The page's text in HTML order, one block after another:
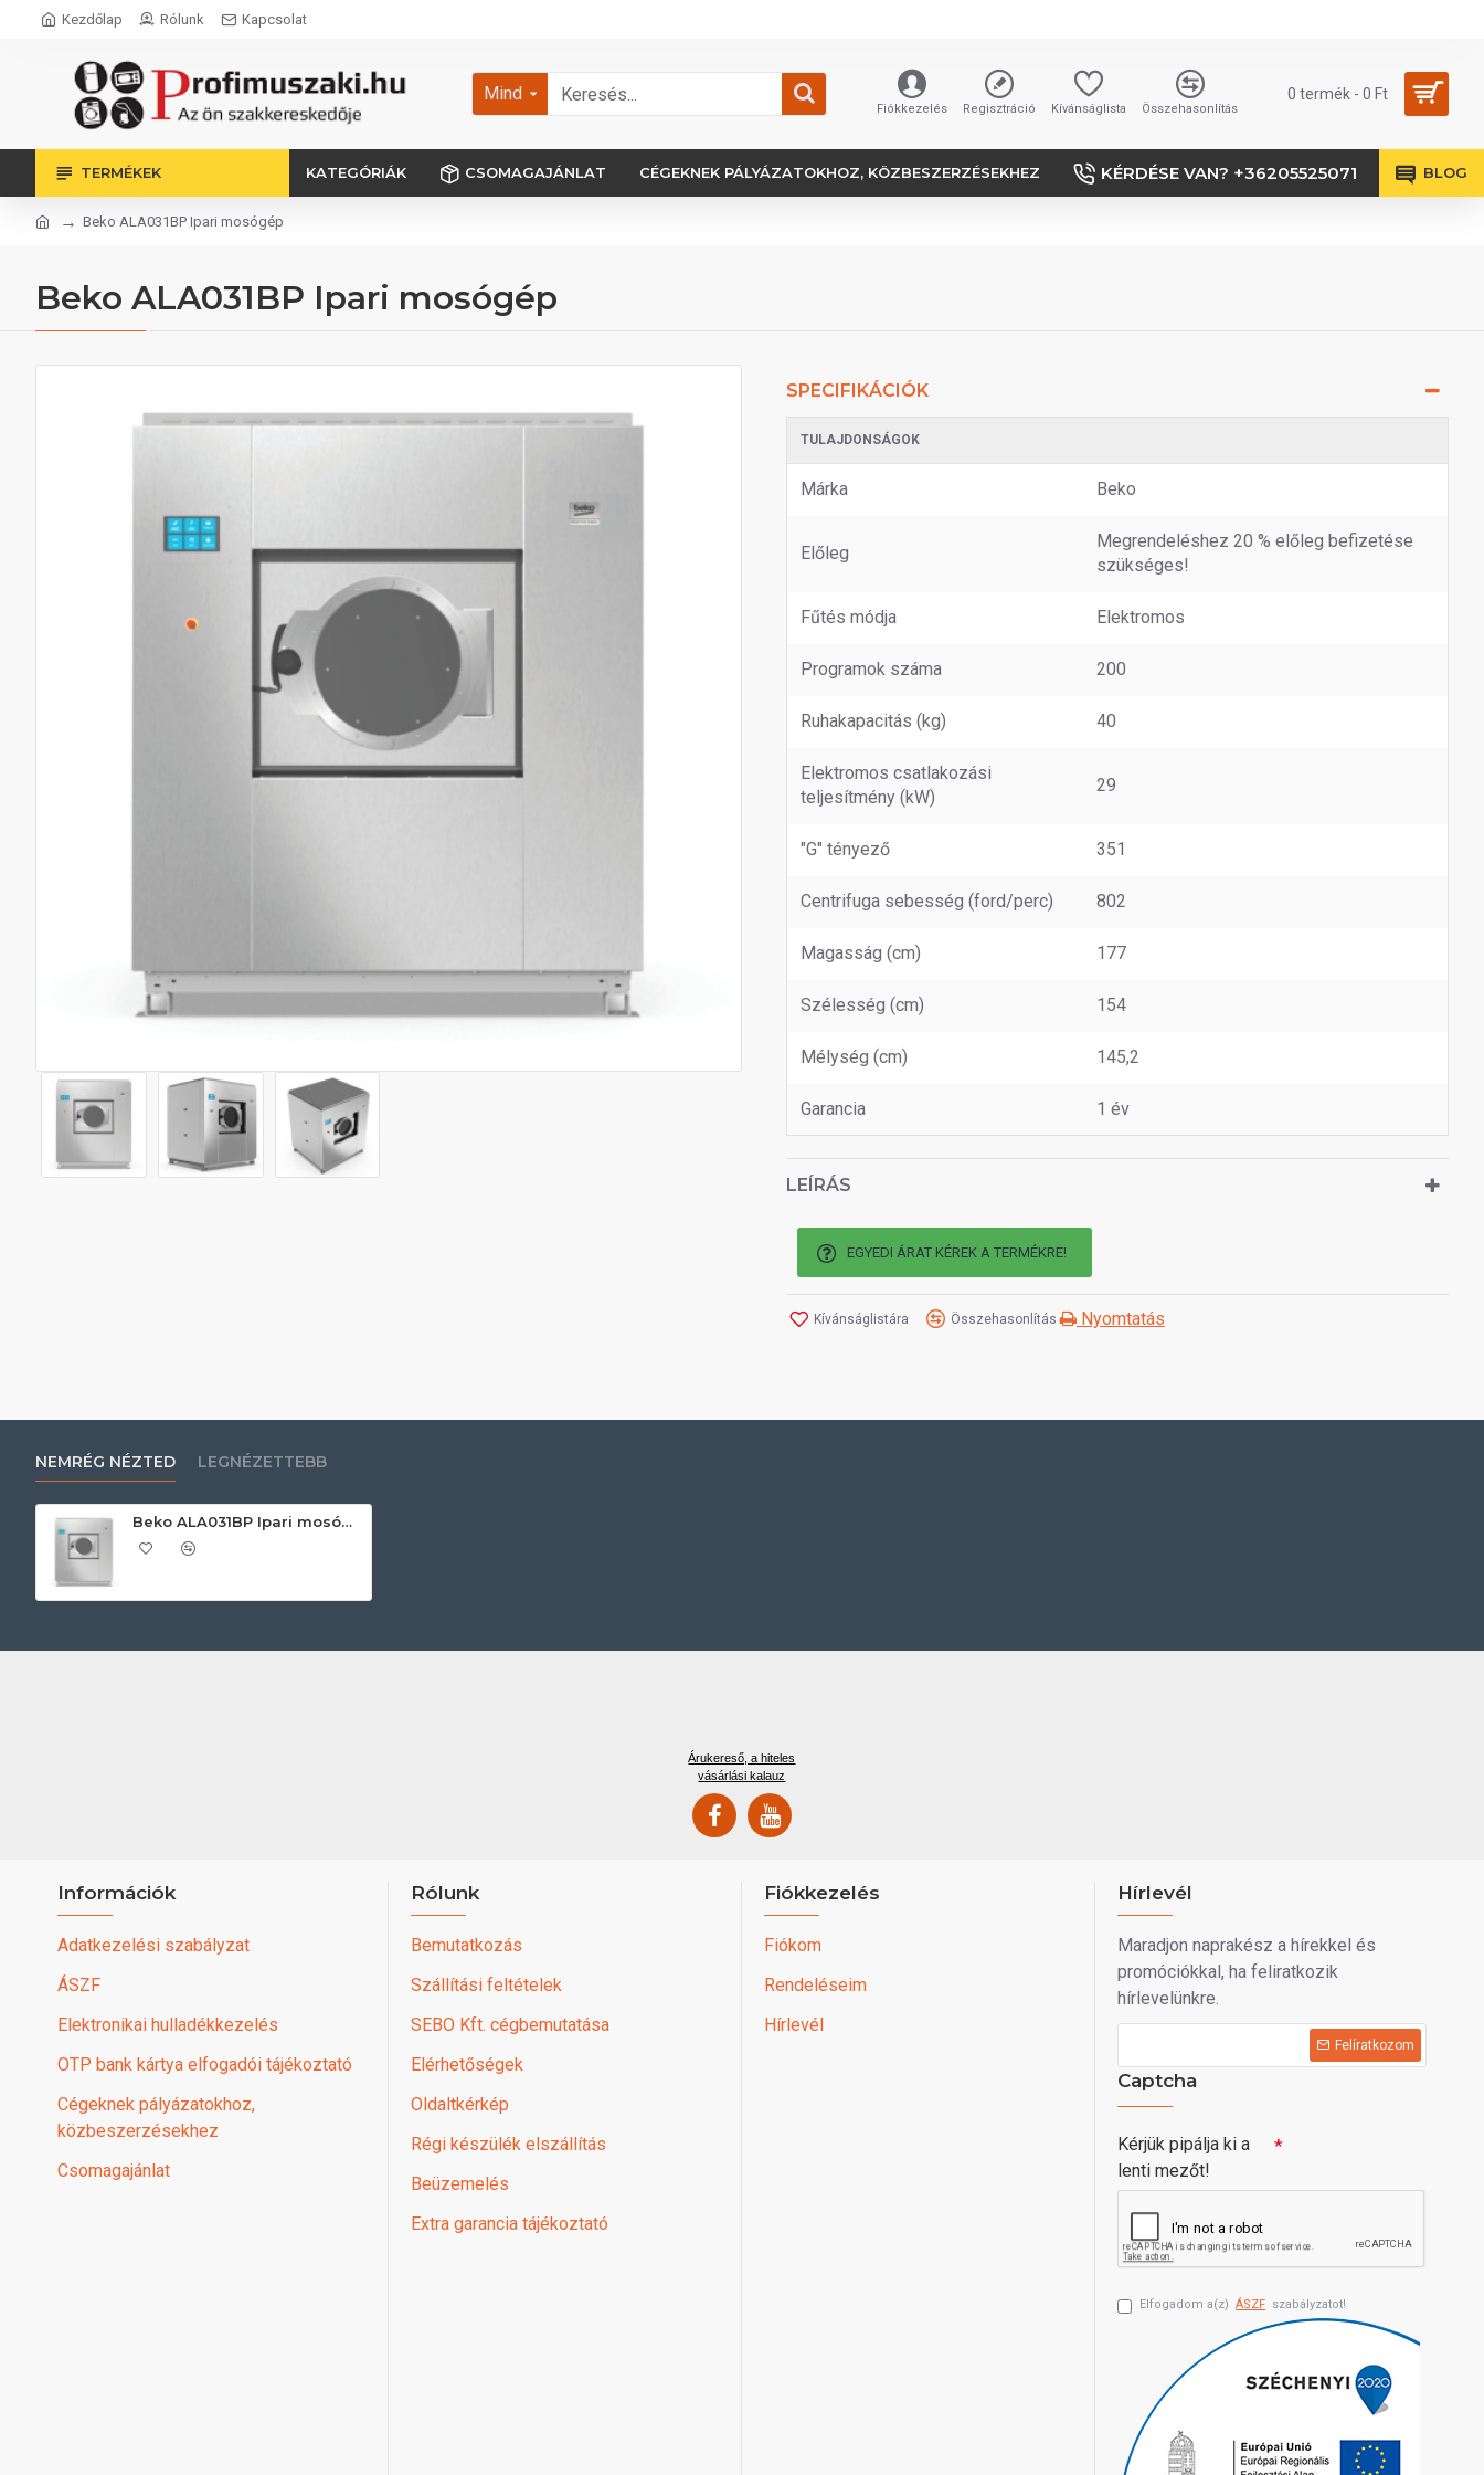
Kezdőlap Rólunk Kapcsolat
Mind
Fiókkezelés Regisztráció Kívánságlista Összehasonlítás
0 termék - 0 Ft
TERMÉKEK KATEGÓRIÁK CSOMAGAJÁNLAT CÉGEKNEK PÁLYÁZATOKHOZ, KÖZBESZERZÉSEKHEZ KÉRDÉSE VAN? +36205525071 BLOG
Beko ALA031BP Ipari mosógép
Beko ALA031BP Ipari mosógép
SPECIFIKÁCIÓK
TULAJDONSÁGOK
Márka Beko
Előleg
Megrendeléshez 20 % előleg befizetése
szükséges!
Fűtés módja Elektromos
Programok száma 200
Ruhakapacitás (kg) 40
Elektromos csatlakozási
teljesítmény (kW)
29
"G" tényező 351
Centrifuga sebesség (ford/perc) 802
Magasság (cm) 177
Szélesség (cm) 154
Mélység (cm) 145,2
Garancia 1 év
LEÍRÁS
EGYEDI ÁRAT KÉREK A TERMÉKRE!
Kívánságlistára Összehasonlítás Nyomtatás
NEMRÉG NÉZTED LEGNÉZETTEBB
Beko ALA031BP Ipari mosógép
Árukereső, a hiteles
vásárlási kalauz
Információk
Adatkezelési szabályzat
ÁSZF
Elektronikai hulladékkezelés
OTP bank kártya elfogadói tájékoztató
Cégeknek pályázatokhoz,
közbeszerzésekhez
Csomagajánlat
Rólunk
Bemutatkozás
Szállítási feltételek
SEBO Kft. cégbemutatása
Elérhetőségek
Oldaltkérkép
Régi készülék elszállítás
Beüzemelés
Extra garancia tájékoztató
Fiókkezelés
Fiókom
Rendeléseim
Hírlevél
Hírlevél
Maradjon naprakész a hírekkel és
promóciókkal, ha feliratkozik
hírlevelünkre.
Felíratkozom
Captcha
Kérjük pipálja ki a
lenti mezőt!
Elfogadom a(z) ÁSZF szabályzatot!